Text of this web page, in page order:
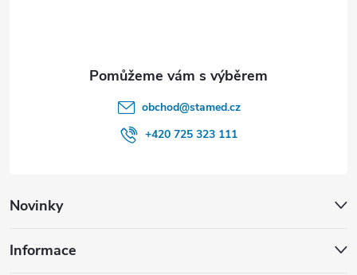
Novinky
Informace
obchod@stamed.cz
+420 725 323 111